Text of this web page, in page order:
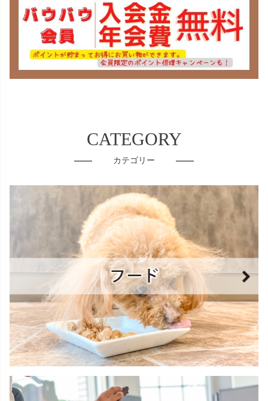
CATEGORY
カテゴリー